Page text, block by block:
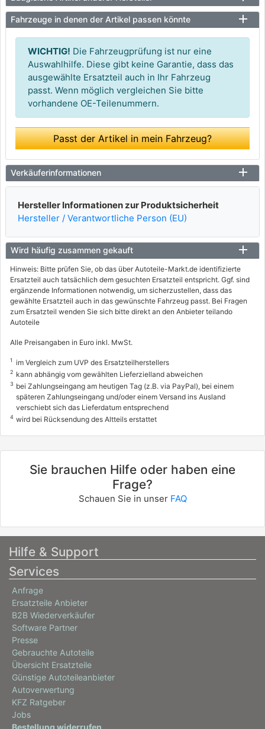
Fahrzeuge in denen der Artikel passen könnte
WICHTIG! Die Fahrzeugprüfung ist nur eine
Auswahlhilfe. Diese gibt keine Garantie, dass das
ausgewählte Ersatzteil auch in Ihr Fahrzeug
passt. Wenn möglich vergleichen Sie bitte
vorhandene OE-Teilenummern.
Passt der Artikel in mein Fahrzeug?
Verkäuferinformationen
Hersteller Informationen zur Produktsicherheit
Hersteller / Verantwortliche Person (EU)
Wird häufig zusammen gekauft
Hinweis: Bitte prüfen Sie, ob das über Autoteile-Markt.de identifizierte
Ersatzteil auch tatsächlich dem gesuchten Ersatzteil entspricht. Ggf. sind
ergänzende Informationen notwendig, um sicherzustellen, dass das
gewählte Ersatzteil auch in das gewünschte Fahrzeug passt. Bei Fragen
zum Ersatzteil wenden Sie sich bitte direkt an den Anbieter teilando
Autoteile
Alle Preisangaben in Euro inkl. MwSt.
1 im Vergleich zum UVP des Ersatzteilherstellers
2 kann abhängig vom gewählten Lieferzielland abweichen
3 bei Zahlungseingang am heutigen Tag (z.B. via PayPal), bei einem
späteren Zahlungseingang und/oder einem Versand ins Ausland
verschiebt sich das Lieferdatum entsprechend
4 wird bei Rücksendung des Altteils erstattet
Sie brauchen Hilfe oder haben eine
Frage?
Schauen Sie in unser FAQ
Hilfe & Support
Services
Anfrage
Ersatzteile Anbieter
B2B Wiederverkäufer
Software Partner
Presse
Gebrauchte Autoteile
Übersicht Ersatzteile
Günstige Autoteileanbieter
Autoverwertung
KFZ Ratgeber
Jobs
Bestellung widerrufen